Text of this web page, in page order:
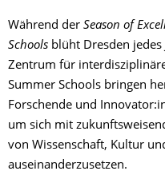
Während der Season of
Schools blüht Dresden
Zentrum für
Summer Schools bringen
Forschende und
um sich mit
von Wissenschaft, Kultur
auseinanderzusetzen.